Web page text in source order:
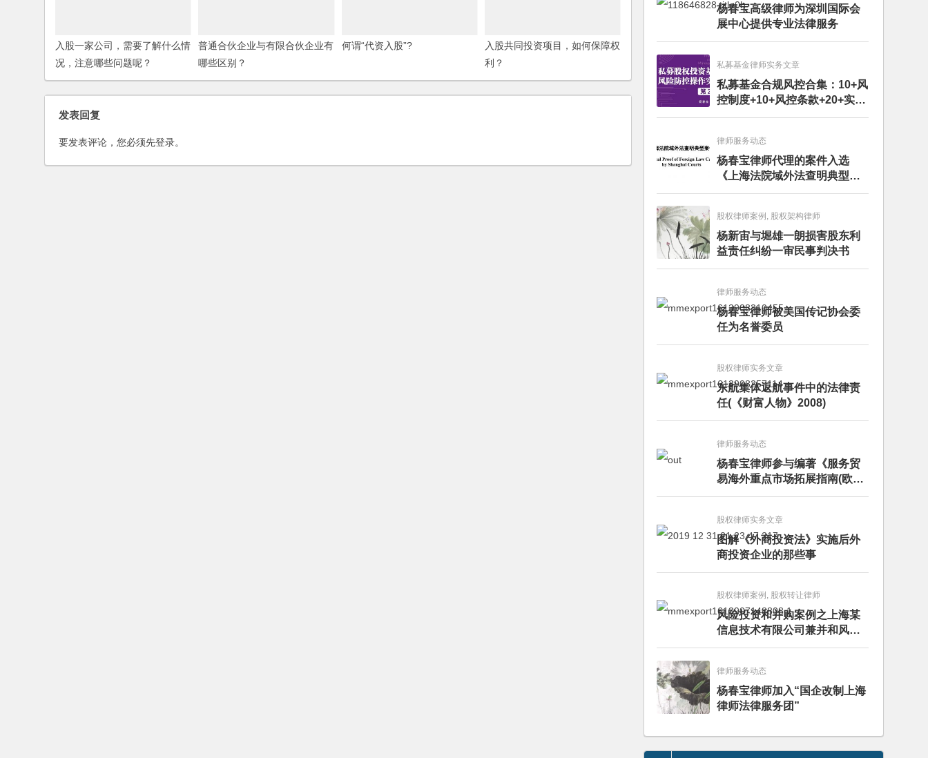
入股一家公司，需要了解什么情
况，注意哪些问题呢？
普通合伙企业与有限合伙企业有
哪些区别？
何谓“代资入股”?
入股共同投资项目，如何保障权
利？
发表回复
要发表评论，您必须先登录。
杨春宝高级律师为深圳国际会
展中心提供专业法律服务
私募基金律师实务文章
私募基金合规风控合集：10+风
控制度+10+风控条款+20+实务
文章+每月动态
律师服务动态
杨春宝律师代理的案件入选
《上海法院域外法查明典型案
例》
股权律师案例, 股权架构律师
杨新宙与堀雄一朗损害股东利
益责任纠纷一审民事判决书
律师服务动态
杨春宝律师被美国传记协会委
任为名誉委员
股权律师实务文章
东航集体返航事件中的法律责
任(《财富人物》2008)
律师服务动态
杨春宝律师参与编著《服务贸
易海外重点市场拓展指南(欧洲
卷·意大利)》
股权律师实务文章
图解《外商投资法》实施后外
商投资企业的那些事
股权律师案例, 股权转让律师
风险投资和并购案例之上海某
信息技术有限公司兼并和风险
投资服务
律师服务动态
杨春宝律师加入“国企改制上海
律师法律服务团”